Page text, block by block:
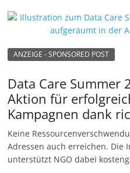
ANZEIGE - SPONSORED POST
Data Care Summer
Aktion für
Kampagnen dank
Keine
Adressen auch erreichen. Die
unterstützt NGO dabei